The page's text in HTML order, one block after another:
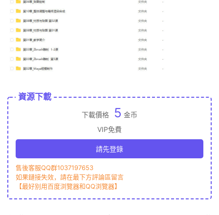
資源下載
下載價格 5 金币
VIP免費
請先登錄
售後客服QQ群1037197653
如果鏈接失效，請在最下方評論區留言
【最好别用百度浏覽器和QQ浏覽器】